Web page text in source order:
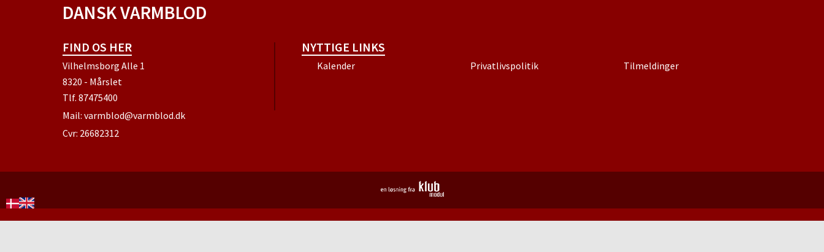
DANSK VARMBLOD
FIND OS HER
Vilhelmsborg Alle 1
8320 - Mårslet
Tlf. 87475400
Mail: varmblod@varmblod.dk
Cvr: 26682312
NYTTIGE LINKS
Kalender Privatlivspolitik Tilmeldinger